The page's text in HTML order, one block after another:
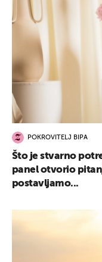
POKROVITELJ BIPA
Što je stvarno
panel otvorio
postavljamo...